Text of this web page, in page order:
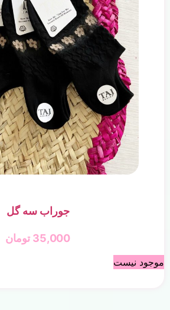
جوراب سه گل
35,000 تومان
موجود نیست